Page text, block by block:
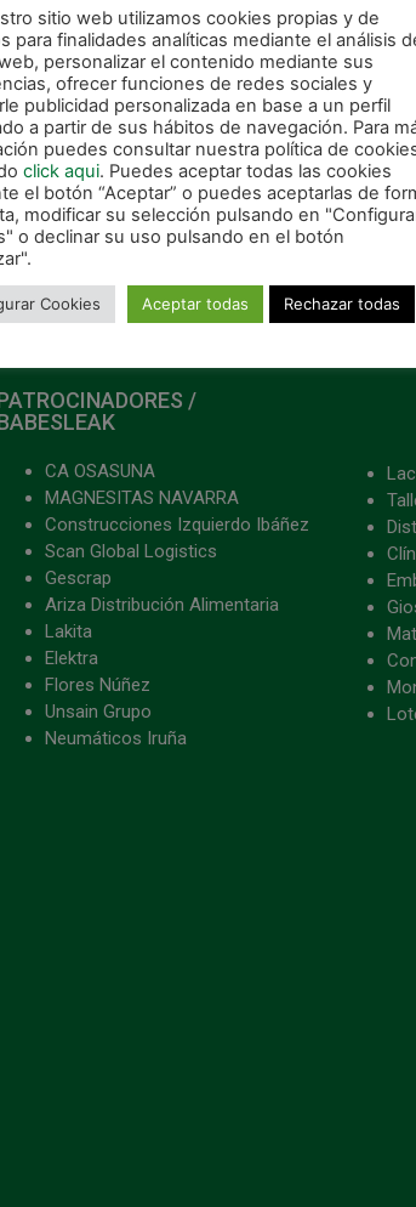
de C.A.
terminó con
el debut de los
segunda vuelta
liguera.
/
CA OSASUNA
MAGNESITAS NAVARRA
Construcciones Izquierdo Ibáñez
Scan Global Logistics
Gescrap
Ariza Distribución Alimentaria
Lakita
Elektra
Flores Núñez
Unsain Grupo
Neumáticos Iruña
sitio web utilizamos cookies propias y de
para finalidades analíticas mediante el análisis
personalizar el contenido mediante sus
ofrecer funciones de redes sociales y
publicidad personalizada en base a un perfil
a partir de sus hábitos de navegación. Para
puedes consultar nuestra política de
click aqui. Puedes aceptar todas las cookies
el botón “Aceptar” o puedes aceptarlas de
modificar su selección pulsando en
o declinar su uso pulsando en el botón
Cookies Aceptar todas Rechazar todas